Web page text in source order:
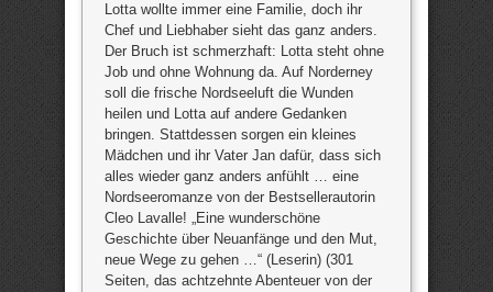
Lotta wollte immer eine Familie, doch ihr
Chef und Liebhaber sieht das ganz anders.
Der Bruch ist schmerzhaft: Lotta steht ohne
Job und ohne Wohnung da. Auf Norderney
soll die frische Nordseeluft die Wunden
heilen und Lotta auf andere Gedanken
bringen. Stattdessen sorgen ein kleines
Mädchen und ihr Vater Jan dafür, dass sich
alles wieder ganz anders anfühlt … eine
Nordseeromanze von der Bestsellerautorin
Cleo Lavalle! „Eine wunderschöne
Geschichte über Neuanfänge und den Mut,
neue Wege zu gehen …“ (Leserin) (301
Seiten, das achtzehnte Abenteuer von der